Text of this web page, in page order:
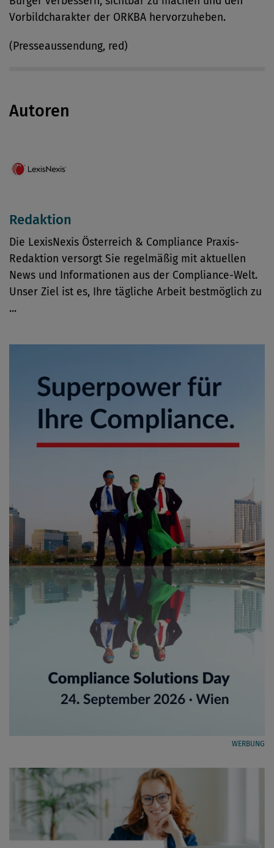
Vorbildcharakter der ORKBA hervorzuheben.
(Presseaussendung, red)
Autoren
Redaktion
Die LexisNexis Österreich & Compliance Praxis-
Redaktion versorgt Sie regelmäßig mit aktuellen
News und Informationen aus der Compliance-Welt.
Unser Ziel ist es, Ihre tägliche Arbeit bestmöglich zu
...
WERBUNG